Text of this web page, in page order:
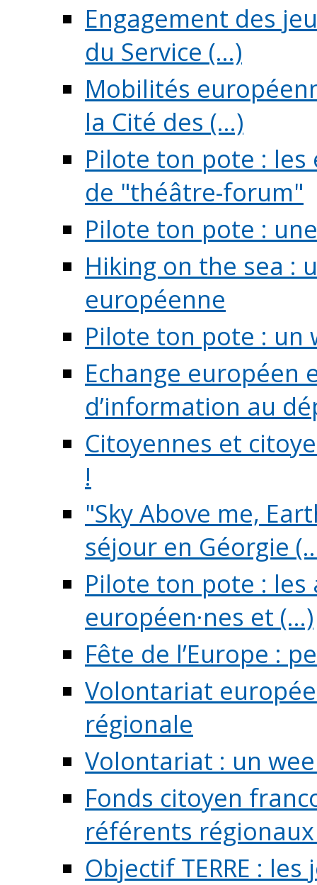
Engagement des
du Service (...)
Mobilités
la Cité des (...)
Pilote ton pote :
de "théâtre-forum"
Pilote ton pote :
Hiking on the sea :
européenne
Pilote ton pote : un
Echange européen
d’information au
Citoyennes et
!
"Sky Above me,
séjour en Géorgie
Pilote ton pote :
européen·nes et (...)
Fête de l’Europe :
Volontariat
régionale
Volontariat : un
Fonds citoyen
référents régionaux
Objectif TERRE :